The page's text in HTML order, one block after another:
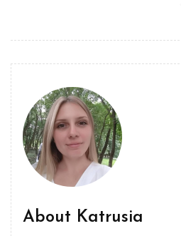
About Katrusia